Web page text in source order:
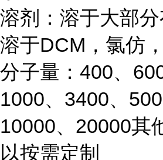
溶剂：溶于大部分
溶于DCM， 氯仿 ，
分子量： 400、
1000、 3400、
10000、 20000其
以按需定制